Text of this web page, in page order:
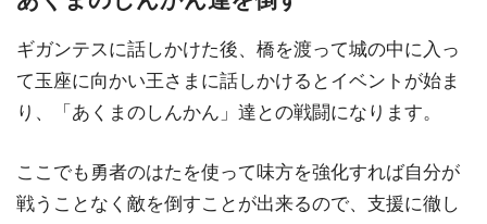
ギガンテスに話しかけた後、橋を渡って城の中に入っ
て玉座に向かい王さまに話しかけるとイベントが始ま
り、「あくまのしんかん」達との戦闘になります。
ここでも勇者のはたを使って味方を強化すれば自分が
戦うことなく敵を倒すことが出来るので、支援に徹し